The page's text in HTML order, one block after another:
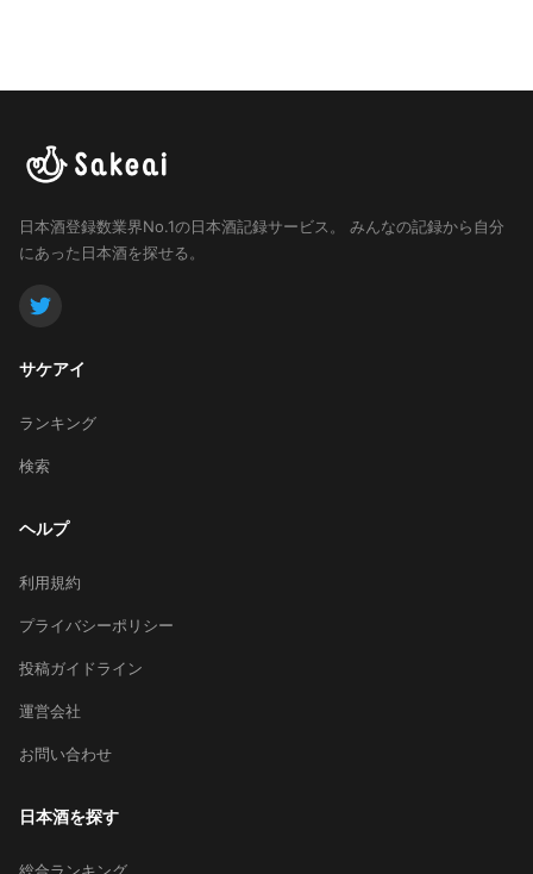
日本酒登録数業界No.1の日本酒記録サービス。
みんなの記録から自分
にあった日本酒を探せる。
サケアイ
ランキング
検索
ヘルプ
利用規約
プライバシーポリシー
投稿ガイドライン
運営会社
お問い合わせ
日本酒を探す
総合ランキング